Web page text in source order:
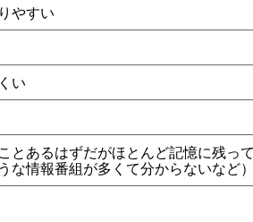
やすい
い
とあるはずだがほとんど記憶に残っ
な情報番組が多くて分からないなど